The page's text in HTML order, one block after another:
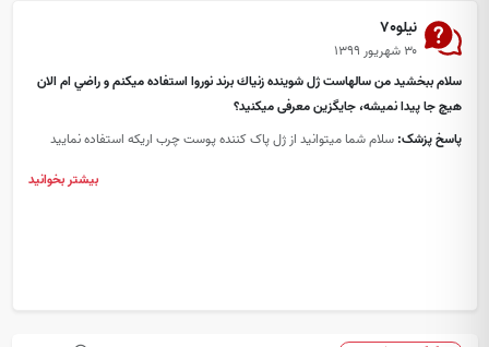
نیلو70
۳۰ شهریور ۱۳۹۹
سلام ببخشيد من سالهاست ژل شوينده زنياك برند نوروا استفاده ميكنم و راضي ام الان
هيچ جا پیدا نمیشه، جایگزین معرفی میکنید؟
پاسخ پزشک: سلام شما میتوانید از ژل پاک کننده پوست چرب اریکه استفاده نمایید
بیشتر بخوانید